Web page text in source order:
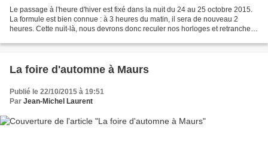
Le passage à l'heure d'hiver est fixé dans la nuit du 24 au 25 octobre 2015.
La formule est bien connue : à 3 heures du matin, il sera de nouveau 2
heures. Cette nuit-là, nous devrons donc reculer nos horloges et retrancher
La foire d'automne à Maurs
Publié le 22/10/2015 à 19:51
Par Jean-Michel Laurent